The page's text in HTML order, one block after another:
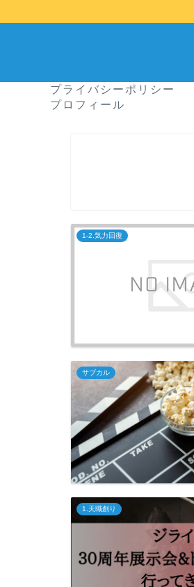
プライバシーポリシー
プロフィール
1-2.気力回復
サブカル
1.天職創り